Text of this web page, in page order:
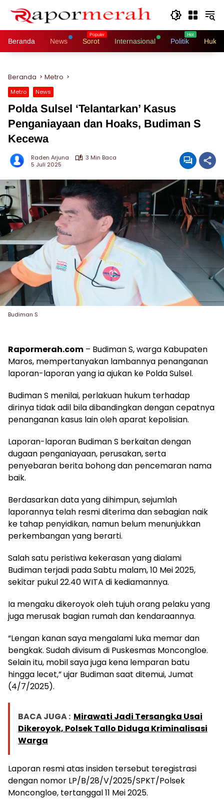
Beranda News Sorot Internasional Politik
Beranda Metro
Metro News
Polda Sulsel ‘Telantarkan’ Kasus
Penganiayaan dan Hoaks, Budiman S
Kecewa
Raden Arjuna
3 Min Baca
5 Juli 2025
Budiman S
Rapormerah.com – Budiman S, warga Kabupaten
Maros, mempertanyakan lambannya penanganan
laporan-laporan yang ia ajukan ke Polda Sulsel.
Budiman S menilai, perlakuan hukum terhadap
dirinya tidak adil bila dibandingkan dengan cepatnya
penanganan kasus lain oleh aparat kepolisian.
Laporan-laporan Budiman S berkaitan dengan
dugaan penganiayaan, perusakan, serta
penyebaran berita bohong dan pencemaran nama
baik.
Berdasarkan data yang dihimpun, sejumlah
laporannya telah resmi diterima dan sebagian naik
ke tahap penyidikan, namun belum menunjukkan
perkembangan yang berarti.
Salah satu peristiwa kekerasan yang dialami
Budiman terjadi pada Sabtu malam, 10 Mei 2025,
sekitar pukul 22.40 WITA di kediamannya.
Ia mengaku dikeroyok oleh tujuh orang pelaku yang
juga merusak bagian rumah dan kendaraannya.
“Lengan kanan saya mengalami luka memar dan
bengkak. Sudah divisum di Puskesmas Moncongloe.
Selain itu, mobil saya juga kena lemparan batu
hingga lecet,” ujar Budiman saat ditemui, Jumat
(4/7/2025).
BACA JUGA : Mirawati Jadi Tersangka Usai
Dikeroyok, Polsek Tallo Diduga Kriminalisasi
Warga
Laporan resmi atas insiden tersebut teregistrasi
dengan nomor LP/B/28/V/2025/SPKT/Polsek
Moncongloe, tertanggal 11 Mei 2025.